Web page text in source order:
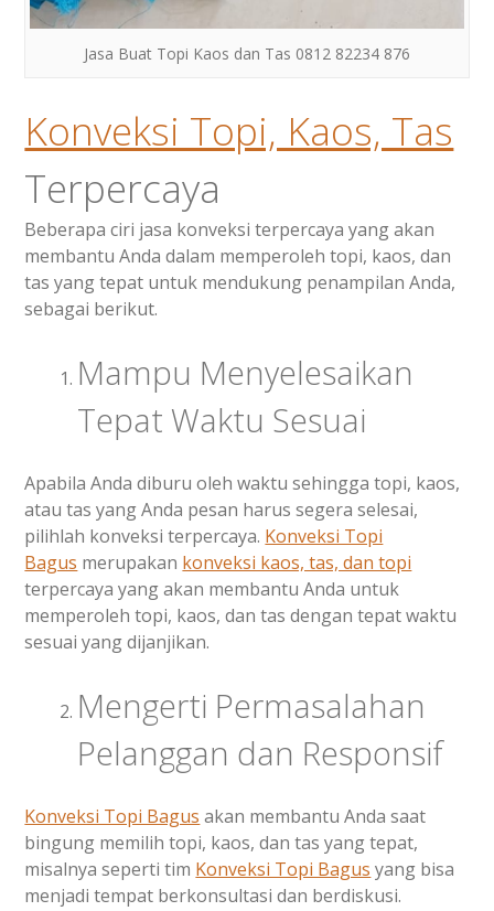
Jasa Buat Topi Kaos dan Tas 0812 82234 876
Konveksi Topi, Kaos, Tas
Terpercaya
Beberapa ciri jasa konveksi terpercaya yang akan
membantu Anda dalam memperoleh topi, kaos, dan
tas yang tepat untuk mendukung penampilan Anda,
sebagai berikut.
Mampu Menyelesaikan
Tepat Waktu Sesuai
Apabila Anda diburu oleh waktu sehingga topi, kaos,
atau tas yang Anda pesan harus segera selesai,
pilihlah konveksi terpercaya. Konveksi Topi
Bagus merupakan konveksi kaos, tas, dan topi
terpercaya yang akan membantu Anda untuk
memperoleh topi, kaos, dan tas dengan tepat waktu
sesuai yang dijanjikan.
Mengerti Permasalahan
Pelanggan dan Responsif
Konveksi Topi Bagus akan membantu Anda saat
bingung memilih topi, kaos, dan tas yang tepat,
misalnya seperti tim Konveksi Topi Bagus yang bisa
menjadi tempat berkonsultasi dan berdiskusi.